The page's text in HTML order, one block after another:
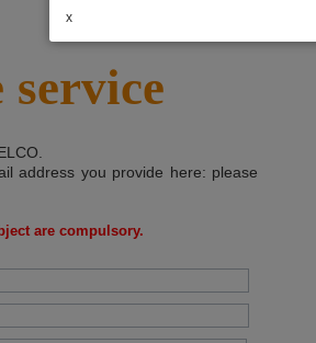
x
service
address you provide here: please
are compulsory.